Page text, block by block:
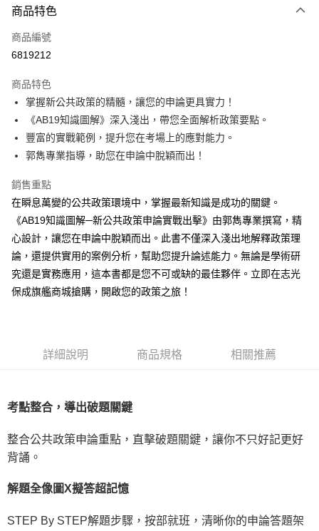
信用卡一次付款
超商取貨付款
Apple Pay
悠遊付
Google Pay
ATM付款
全家取貨付款
每筆NT$100，滿NT$1,000(含以上)免運費
付款後全家取貨.
每筆NT$100，滿NT$1,000(含以上)免運費
每筆NT$100，滿NT$1,000(含以上)免運費
外島郵寄
每筆NT$100，滿NT$1,000(含以上)免運費
商品特色
商品編號
6819212
商品特色
掌握新公共政策的精髓，讓您的申論更具實力！
《AB19知識圖解》深入淺出，帶您全面解析政策要點。
豐富的實戰範例，提升您在考場上的應對能力。
郭雋專業指導，助您在申論中脫穎而出！
銷售重點
在瞬息萬變的公共政策環境中，掌握最新知識是成功的關鍵。
《AB19知識圖解─新公共政策申論實戰出擊》由郭雋專業撰寫，精
心設計，讓您在申論中脫穎而出。此書不僅深入淺出地解釋政策理
論，還提供實用的案例分析，幫助您提升論述能力。無論是學術研
究還是實務應用，這本書都是您不可或缺的最佳夥伴。立即在志光
保成旗艦商城搶購，開啟您的政策之旅！
詳細說明 商品規格 相關推薦
考點整合，導出破題關鍵
整合公共政策申論重點，直擊破題關鍵，讓你不只好記更好
背誦。
解題全像圖X擬答超記憶
STEP By STEP解題步驟，按部就班，清晰你的申論答題架